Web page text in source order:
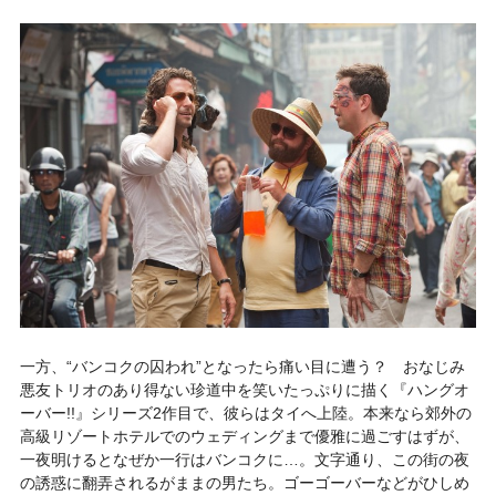
一方、“バンコクの囚われ”となったら痛い目に遭う？ おなじみ
悪友トリオのあり得ない珍道中を笑いたっぷりに描く『ハングオ
ーバー!!』シリーズ2作目で、彼らはタイへ上陸。本来なら郊外の
高級リゾートホテルでのウェディングまで優雅に過ごすはずが、
一夜明けるとなぜか一行はバンコクに…。文字通り、この街の夜
の誘惑に翻弄されるがままの男たち。ゴーゴーバーなどがひしめ